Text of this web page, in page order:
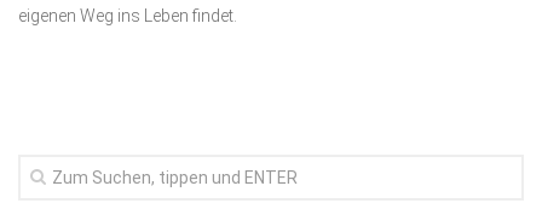
Wirtschaft, Recht, Finanzen
eigenen Weg ins Leben findet.